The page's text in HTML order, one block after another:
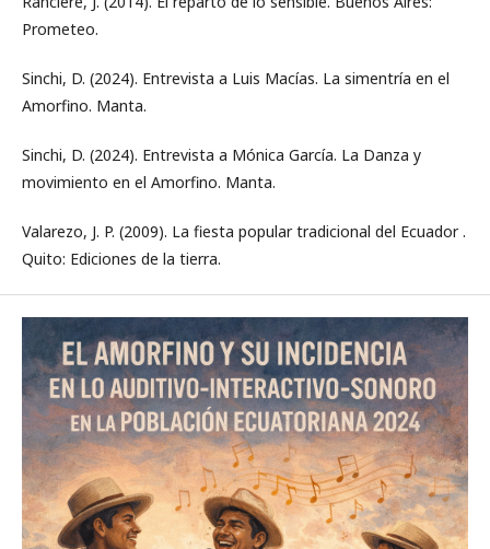
Prometeo.
Sinchi, D. (2024). Entrevista a Luis Macías. La simentría en el
Amorfino. Manta.
Sinchi, D. (2024). Entrevista a Mónica García. La Danza y
movimiento en el Amorfino. Manta.
Valarezo, J. P. (2009). La fiesta popular tradicional del Ecuador .
Quito: Ediciones de la tierra.